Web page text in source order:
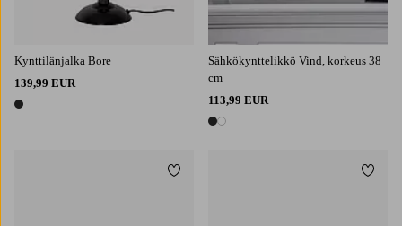
Kynttilänjalka Bore
139,99 EUR
1 väri
Sähkökynttelikkö Vind, korkeus 38
cm
113,99 EUR
2 värejä
Lisää suosikkeihin Lisää